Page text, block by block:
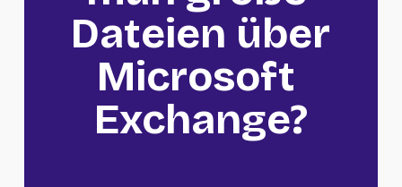
Dateien über
Microsoft
Exchange?